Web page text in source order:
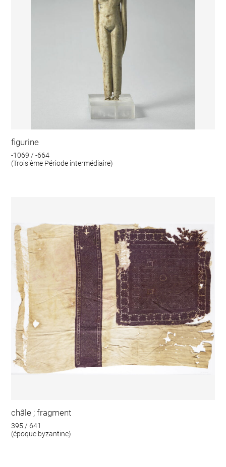
figurine
-1069 / -664
(Troisième Période intermédiaire)
châle ; fragment
395 / 641
(époque byzantine)